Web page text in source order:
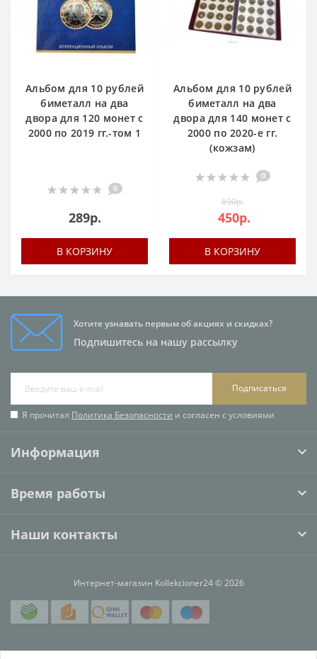
Альбом для 10 рублей
биметалл на два
двора для 120 монет c
2000 по 2019 гг.-том 1
0
289р.
В КОРЗИНУ
Альбом для 10 рублей
биметалл на два
двора для 140 монет c
2000 по 2020-е гг.
(кожзам)
0
690р.
450р.
В КОРЗИНУ
Хотите узнавать первым об акциях и скидках?
Подпишитесь на нашу рассылку
Подписаться
Я прочитал Политика Безопасности и согласен с условиями
Информация
Время работы
Наши контакты
Интернет-магазин Kollekcioner24 © 2026